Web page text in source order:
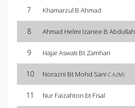
7 Khamarzul B Ahmad
8 Ahmad Helmi Izanee B Abdullah
9 Hajar Aswati Bt Zamhari
10 Norazni Bt Mohd Sani C.A.(M)
11 Nur Faizahton bt Fisal